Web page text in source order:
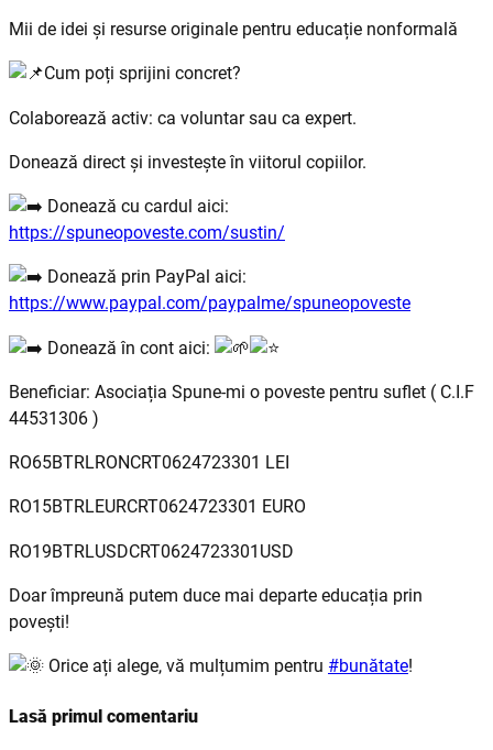
Mii de idei și resurse originale pentru educație nonformală
Cum poți sprijini concret?
Colaborează activ: ca voluntar sau ca expert.
Donează direct și investește în viitorul copiilor.
Donează cu cardul aici:
https://spuneopoveste.com/sustin/
Donează prin PayPal aici:
https://www.paypal.com/paypalme/spuneopoveste
Donează în cont aici:
Beneficiar: Asociația Spune-mi o poveste pentru suflet ( C.I.F
44531306 )
RO65BTRLRONCRT0624723301 LEI
RO15BTRLEURCRT0624723301 EURO
RO19BTRLUSDCRT0624723301USD
Doar împreună putem duce mai departe educația prin
povești!
Orice ați alege, vă mulțumim pentru #bunătate!
Lasă primul comentariu